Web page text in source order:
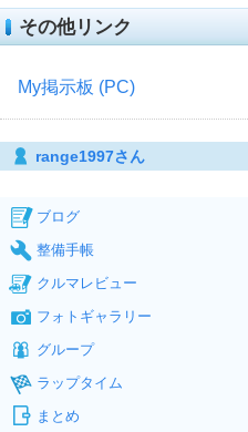
その他リンク
My掲示板 (PC)
range1997さん
ブログ
整備手帳
クルマレビュー
フォトギャラリー
グループ
ラップタイム
まとめ